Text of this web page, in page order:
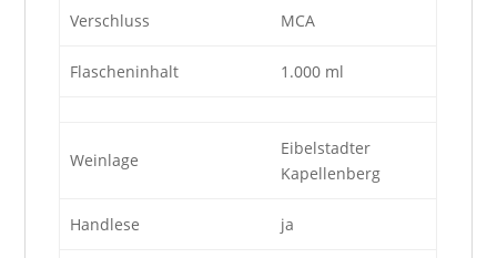
Verschluss MCA
Flascheninhalt 1.000 ml
Weinlage
Eibelstadter
Kapellenberg
Handlese ja